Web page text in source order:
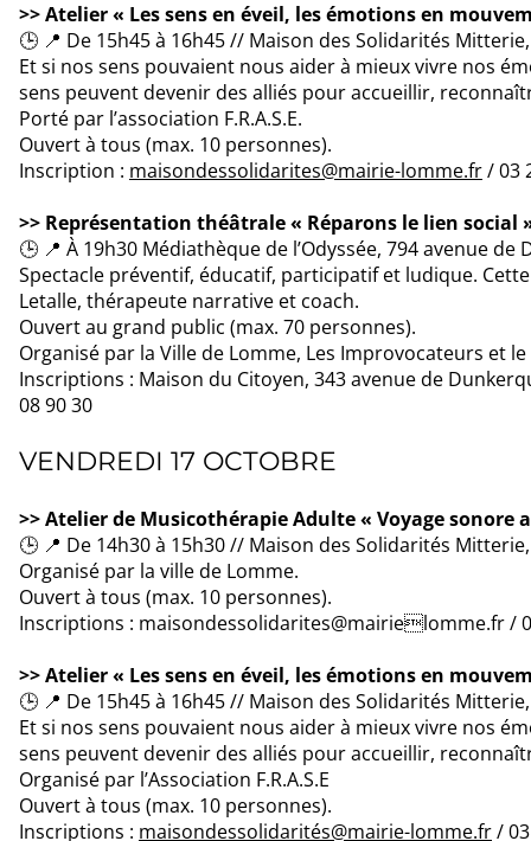
>> Atelier « Les sens en éveil, les émotions en
🕒 📍 De 15h45 à 16h45 // Maison des Solidarités
Et si nos sens pouvaient nous aider à mieux vivre nos
sens peuvent devenir des alliés pour accueillir,
Porté par l’association F.R.A.S.E.
Ouvert à tous (max. 10 personnes).
Inscription : maisondessolidarites@mairie-lomme.fr/ 03
>> Représentation théâtrale « Réparons le lien social
🕒 📍 À 19h30 Médiathèque de l’Odyssée, 794 avenue
Spectacle préventif, éducatif, participatif et ludique.
Letalle, thérapeute narrative et coach.
Ouvert au grand public (max. 70 personnes).
Organisé par la Ville de Lomme, Les Improvocateurs et
Inscriptions : Maison du Citoyen, 343 avenue de
08 90 30
VENDREDI 17 OCTOBRE
>> Atelier de Musicothérapie Adulte « Voyage sonore
🕒 📍 De 14h30 à 15h30 // Maison des Solidarités
Organisé par la ville de Lomme.
Ouvert à tous (max. 10 personnes).
Inscriptions : maisondessolidarites@mairielomme.fr /
>> Atelier « Les sens en éveil, les émotions en
🕒 📍 De 15h45 à 16h45 // Maison des Solidarités
Et si nos sens pouvaient nous aider à mieux vivre nos
sens peuvent devenir des alliés pour accueillir,
Organisé par l’Association F.R.A.S.E
Ouvert à tous (max. 10 personnes).
Inscriptions : maisondessolidarités@mairie-lomme.fr/